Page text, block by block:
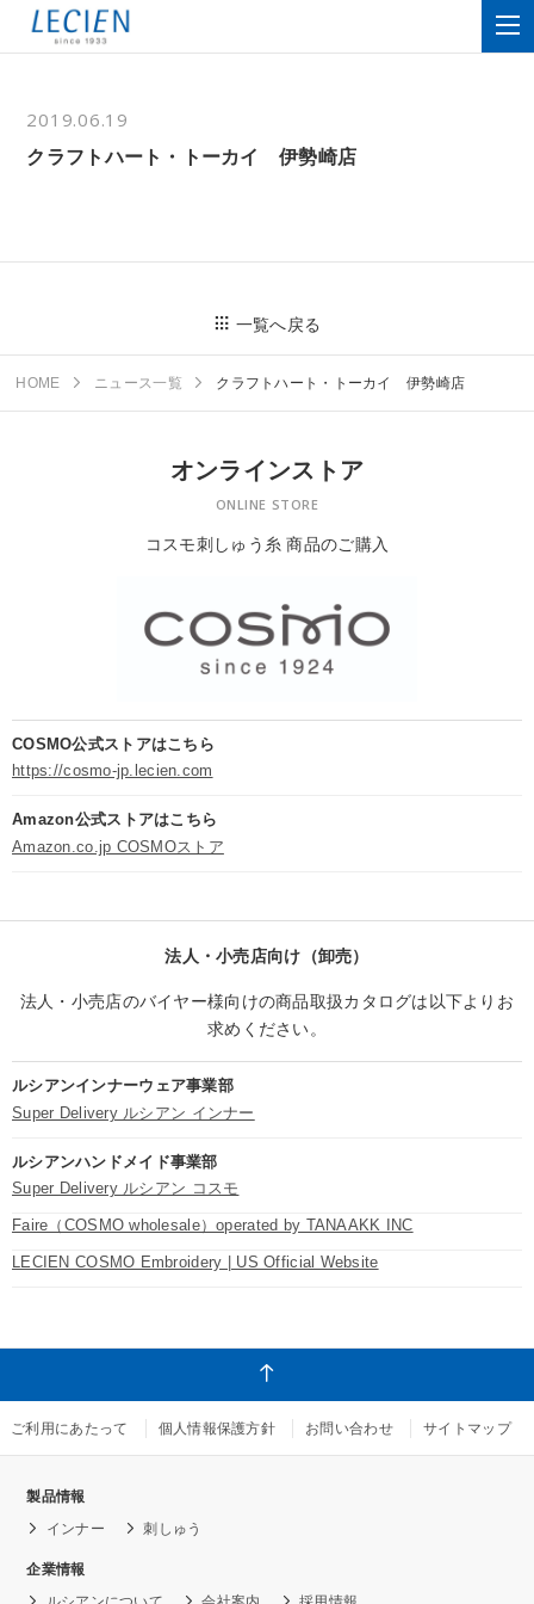
2019.06.19
クラフトハート・トーカイ 伊勢崎店
一覧へ戻る
HOME ニュース一覧 クラフトハート・トーカイ 伊勢崎店
オンラインストア
ONLINE STORE
コスモ刺しゅう糸 商品のご購入
COSMO公式ストアはこちら
https://cosmo-jp.lecien.com
Amazon公式ストアはこちら
Amazon.co.jp COSMOストア
法人・小売店向け（卸売）
法人・小売店のバイヤー様向けの商品取扱カタログは以下よりお
求めください。
ルシアンインナーウェア事業部
Super Delivery ルシアン インナー
ルシアンハンドメイド事業部
Super Delivery ルシアン コスモ
Faire（COSMO wholesale）operated by TANAAKK INC
LECIEN COSMO Embroidery | US Official Website
ご利用にあたって 個人情報保護方針 お問い合わせ サイトマップ
製品情報
インナー
刺しゅう
企業情報